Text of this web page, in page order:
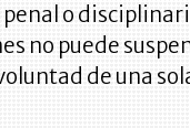
o
no puede
de una